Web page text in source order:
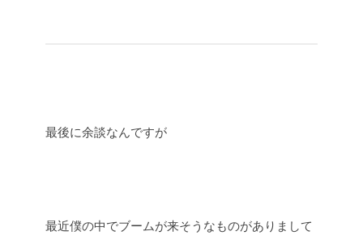
最後に余談なんですが
最近僕の中でブームが来そうなものがありまして